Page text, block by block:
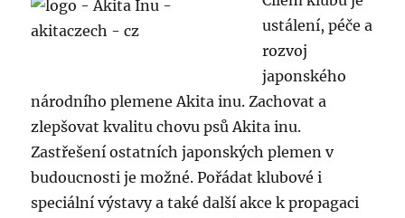
ustálení, péče a
rozvoj
japonského
národního plemene Akita inu. Zachovat a
zlepšovat kvalitu chovu psů Akita inu.
Zastřešení ostatních japonských plemen v
budoucnosti je možné. Pořádat klubové i
speciální výstavy a také další akce k propagaci